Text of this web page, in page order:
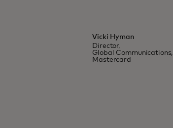
Vicki Hyman
Director,
Global Communications,
Mastercard